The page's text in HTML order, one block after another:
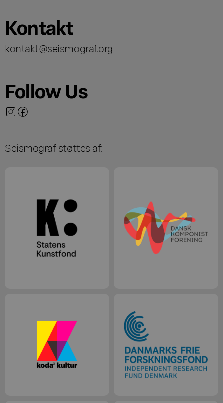
Kontakt
kontakt@seismograf.org
Follow Us
Seismograf støttes af: